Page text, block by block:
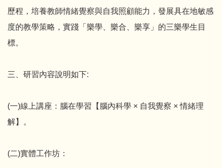
歷程，培養教師情緒覺察與自我照顧能力，發展具在地敏感
度的教學策略，實踐「樂學、樂合、樂享」的三樂學生目
標。
三、研習內容說明如下:
(一)線上講座：腦在學習【腦內科學 × 自我覺察 × 情緒理
解】。
(二)實體工作坊：